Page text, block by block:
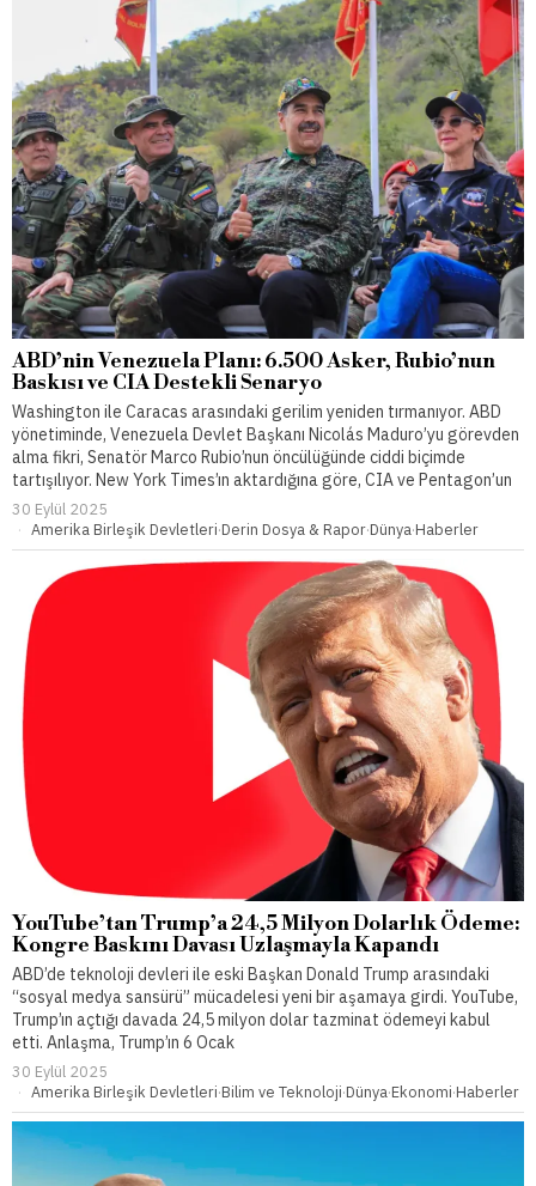
ABD’nin Venezuela Planı: 6.500 Asker, Rubio’nun
Baskısı ve CIA Destekli Senaryo
Washington ile Caracas arasındaki gerilim yeniden tırmanıyor. ABD
yönetiminde, Venezuela Devlet Başkanı Nicolás Maduro’yu görevden
alma fikri, Senatör Marco Rubio’nun öncülüğünde ciddi biçimde
tartışılıyor. New York Times’ın aktardığına göre, CIA ve Pentagon’un
30 Eylül 2025
Amerika Birleşik Devletleri·Derin Dosya & Rapor·Dünya·Haberler
YouTube’tan Trump’a 24,5 Milyon Dolarlık Ödeme:
Kongre Baskını Davası Uzlaşmayla Kapandı
ABD’de teknoloji devleri ile eski Başkan Donald Trump arasındaki
“sosyal medya sansürü” mücadelesi yeni bir aşamaya girdi. YouTube,
Trump’ın açtığı davada 24,5 milyon dolar tazminat ödemeyi kabul
etti. Anlaşma, Trump’ın 6 Ocak
30 Eylül 2025
Amerika Birleşik Devletleri·Bilim ve Teknoloji·Dünya·Ekonomi·Haberler